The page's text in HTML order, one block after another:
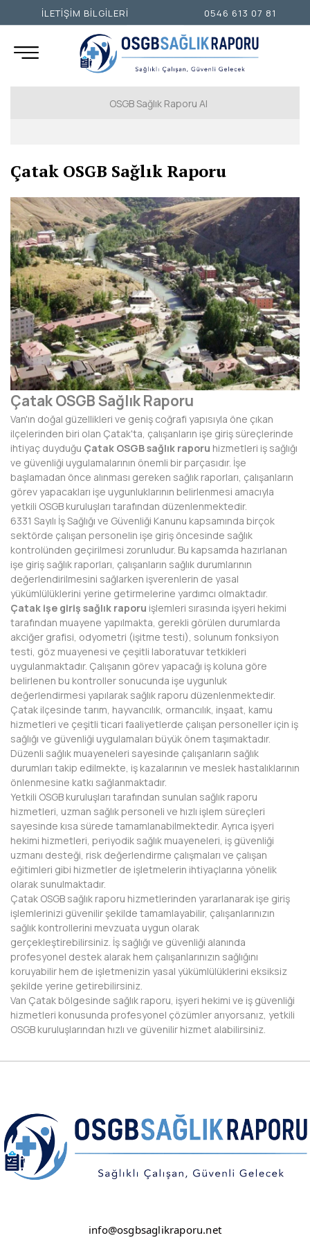
OSGB Sağlık Raporu Al
İSTANBUL ANADOLU YAKASI
ANKARA
İZMİR
ADANA
ADIYAMAN
AFYONKARAHİSAR
AĞRI
AKSARAY
AMASYA
ANTALYA
ARDAHAN
ARTVİN
AYDIN
BALIKESİR
BARTIN
BATMAN
BAYBURT
BİLECİK
BİNGÖL
BİTLİS
BOLU
BURDUR
BURSA
ÇANAKKALE
ÇANKIRI
ÇORUM
DENİZLİ
DİYARBAKIR
DÜZCE
EDİRNE
ESKİŞEHİR
GAZİANTEP
Çatak OSGB Sağlık Raporu
Çatak OSGB Sağlık Raporu
Van'ın doğal güzellikleri ve geniş coğrafi yapısıyla öne çıkan
ilçelerinden biri olan Çatak'ta, çalışanların işe giriş süreçlerinde
ihtiyaç duyduğu Çatak OSGB sağlık raporu hizmetleri iş sağlığı
ve güvenliği uygulamalarının önemli bir parçasıdır. İşe
başlamadan önce alınması gereken sağlık raporları, çalışanların
görev yapacakları işe uygunluklarının belirlenmesi amacıyla
yetkili OSGB kuruluşları tarafından düzenlenmektedir.
6331 Sayılı İş Sağlığı ve Güvenliği Kanunu kapsamında birçok
sektörde çalışan personelin işe giriş öncesinde sağlık
kontrolünden geçirilmesi zorunludur. Bu kapsamda hazırlanan
işe giriş sağlık raporları, çalışanların sağlık durumlarının
değerlendirilmesini sağlarken işverenlerin de yasal
yükümlülüklerini yerine getirmelerine yardımcı olmaktadır.
Çatak işe giriş sağlık raporu işlemleri sırasında işyeri hekimi
tarafından muayene yapılmakta, gerekli görülen durumlarda
akciğer grafisi, odyometri (işitme testi), solunum fonksiyon
testi, göz muayenesi ve çeşitli laboratuvar tetkikleri
uygulanmaktadır. Çalışanın görev yapacağı iş koluna göre
belirlenen bu kontroller sonucunda işe uygunluk
değerlendirmesi yapılarak sağlık raporu düzenlenmektedir.
Çatak ilçesinde tarım, hayvancılık, ormancılık, inşaat, kamu
hizmetleri ve çeşitli ticari faaliyetlerde çalışan personeller için iş
sağlığı ve güvenliği uygulamaları büyük önem taşımaktadır.
Düzenli sağlık muayeneleri sayesinde çalışanların sağlık
durumları takip edilmekte, iş kazalarının ve meslek hastalıklarının
önlenmesine katkı sağlanmaktadır.
Yetkili OSGB kuruluşları tarafından sunulan sağlık raporu
hizmetleri, uzman sağlık personeli ve hızlı işlem süreçleri
sayesinde kısa sürede tamamlanabilmektedir. Ayrıca işyeri
hekimi hizmetleri, periyodik sağlık muayeneleri, iş güvenliği
uzmanı desteği, risk değerlendirme çalışmaları ve çalışan
eğitimleri gibi hizmetler de işletmelerin ihtiyaçlarına yönelik
olarak sunulmaktadır.
Çatak OSGB sağlık raporu hizmetlerinden yararlanarak işe giriş
işlemlerinizi güvenilir şekilde tamamlayabilir, çalışanlarınızın
sağlık kontrollerini mevzuata uygun olarak
gerçekleştirebilirsiniz. İş sağlığı ve güvenliği alanında
profesyonel destek alarak hem çalışanlarınızın sağlığını
koruyabilir hem de işletmenizin yasal yükümlülüklerini eksiksiz
şekilde yerine getirebilirsiniz.
Van Çatak bölgesinde sağlık raporu, işyeri hekimi ve iş güvenliği
hizmetleri konusunda profesyonel çözümler arıyorsanız, yetkili
OSGB kuruluşlarından hızlı ve güvenilir hizmet alabilirsiniz.
İLETİŞİM BİLGİLERİ 0546 613 07 81
info@osgbsaglikraporu.net